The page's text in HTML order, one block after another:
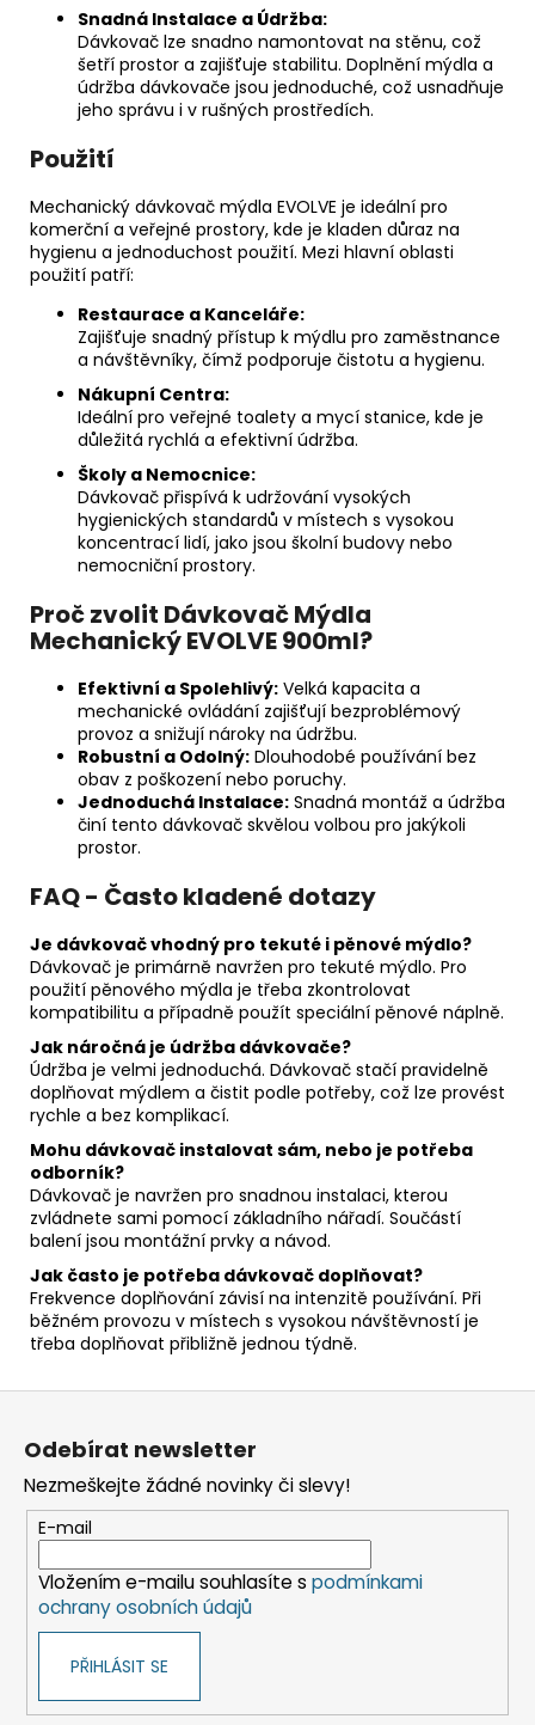
Snadná Instalace a Údržba:
Dávkovač lze snadno namontovat na stěnu, což
šetří prostor a zajišťuje stabilitu. Doplnění mýdla a
údržba dávkovače jsou jednoduché, což usnadňuje
jeho správu i v rušných prostředích.
Použití
Mechanický dávkovač mýdla EVOLVE je ideální pro
komerční a veřejné prostory, kde je kladen důraz na
hygienu a jednoduchost použití. Mezi hlavní oblasti
použití patří:
Restaurace a Kanceláře:
Zajišťuje snadný přístup k mýdlu pro zaměstnance
a návštěvníky, čímž podporuje čistotu a hygienu.
Nákupní Centra:
Ideální pro veřejné toalety a mycí stanice, kde je
důležitá rychlá a efektivní údržba.
Školy a Nemocnice:
Dávkovač přispívá k udržování vysokých
hygienických standardů v místech s vysokou
koncentrací lidí, jako jsou školní budovy nebo
nemocniční prostory.
Proč zvolit Dávkovač Mýdla
Mechanický EVOLVE 900ml?
Efektivní a Spolehlivý: Velká kapacita a
mechanické ovládání zajišťují bezproblémový
provoz a snižují nároky na údržbu.
Robustní a Odolný: Dlouhodobé používání bez
obav z poškození nebo poruchy.
Jednoduchá Instalace: Snadná montáž a údržba
činí tento dávkovač skvělou volbou pro jakýkoli
prostor.
FAQ - Často kladené dotazy
Je dávkovač vhodný pro tekuté i pěnové mýdlo?
Dávkovač je primárně navržen pro tekuté mýdlo. Pro
použití pěnového mýdla je třeba zkontrolovat
kompatibilitu a případně použít speciální pěnové náplně.
Jak náročná je údržba dávkovače?
Údržba je velmi jednoduchá. Dávkovač stačí pravidelně
doplňovat mýdlem a čistit podle potřeby, což lze provést
rychle a bez komplikací.
Mohu dávkovač instalovat sám, nebo je potřeba
odborník?
Dávkovač je navržen pro snadnou instalaci, kterou
zvládnete sami pomocí základního nářadí. Součástí
balení jsou montážní prvky a návod.
Jak často je potřeba dávkovač doplňovat?
Frekvence doplňování závisí na intenzitě používání. Při
běžném provozu v místech s vysokou návštěvností je
třeba doplňovat přibližně jednou týdně.
Odebírat newsletter
Nezmeškejte žádné novinky či slevy!
E-mail
Vložením e-mailu souhlasíte s podmínkami
ochrany osobních údajů
PŘIHLÁSIT SE